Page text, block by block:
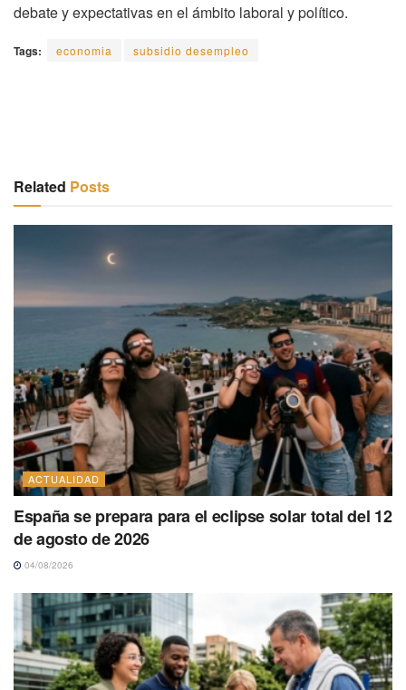
debate y expectativas en el ámbito laboral y político.
Tags: economia subsidio desempleo
Related Posts
ACTUALIDAD
España se prepara para el eclipse solar total del 12
de agosto de 2026
04/08/2026